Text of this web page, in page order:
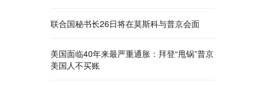
联合国秘书长26日将在莫斯科与普京会面
美国面临40年来最严重通胀：拜登“甩锅”普京
美国人不买账